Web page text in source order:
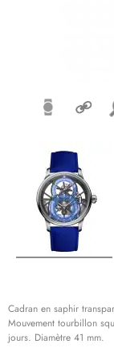
Cadran en saphir
Mouvement tourbillon
jours. Diamètre 41 mm.